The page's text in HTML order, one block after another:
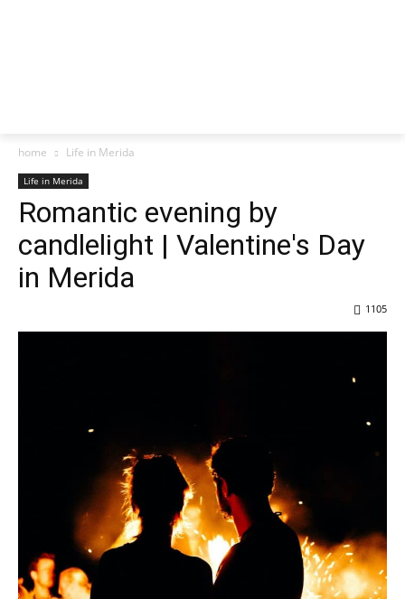
home Life in Merida
Life in Merida
Romantic evening by
candlelight | Valentine's Day
in Merida
1105